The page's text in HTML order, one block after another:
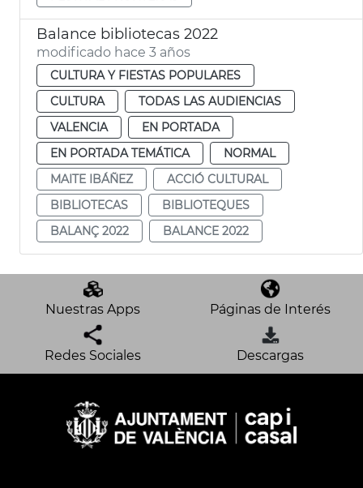
Balance bibliotecas 2022
modificado hace 3 años
CULTURA Y FIESTAS POPULARES
CULTURA
TODAS LAS AUDIENCIAS
VALENCIA
EN PORTADA
EN PORTADA TEMÁTICA
NORMAL
MAITE IBÁÑEZ
ACCIÓ CULTURAL
BIBLIOTECAS
BIBLIOTEQUES
BALANÇ 2022
BALANCE 2022
Nuestras Apps Páginas de Interés
Redes Sociales Descargas